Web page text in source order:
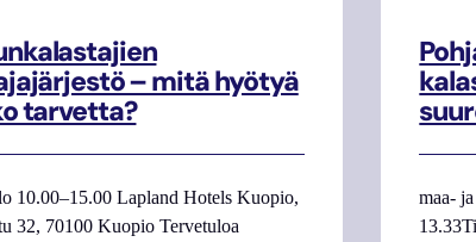
– mitä hyötyä
tarvetta?
10.00–15.00 Lapland Hotels Kuopio,
32, 70100 Kuopio Tervetuloa
maa-